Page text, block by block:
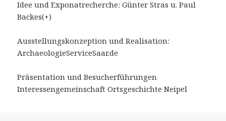
Idee und Exponatrecherche: Günter Stras u. Paul
Backes(+)
Ausstellungskonzeption und Realisation:
ArchaeologieServiceSaar.de
Präsentation und Besucherführungen
Interessengemeinschaft Ortsgeschichte Neipel